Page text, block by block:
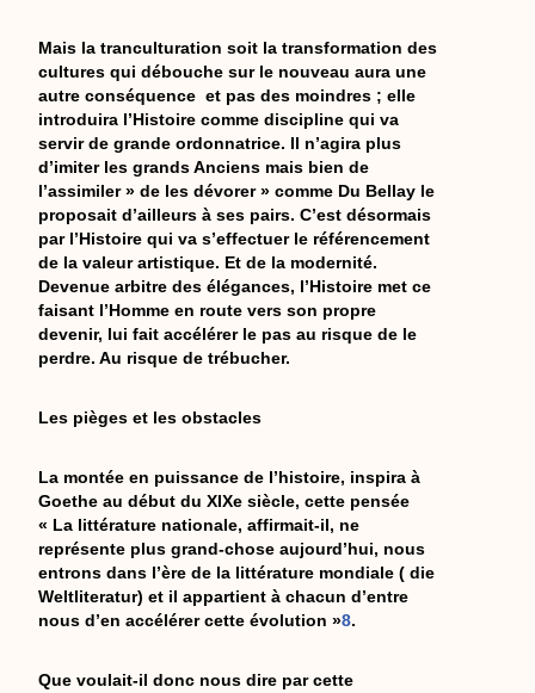
Mais la tranculturation soit la transformation des
cultures qui débouche sur le nouveau aura une
autre conséquence et pas des moindres ; elle
introduira l’Histoire comme discipline qui va
servir de grande ordonnatrice. Il n’agira plus
d’imiter les grands Anciens mais bien de
l’assimiler » de les dévorer » comme Du Bellay le
proposait d’ailleurs à ses pairs. C’est désormais
par l’Histoire qui va s’effectuer le référencement
de la valeur artistique. Et de la modernité.
Devenue arbitre des élégances, l’Histoire met ce
faisant l’Homme en route vers son propre
devenir, lui fait accélérer le pas au risque de le
perdre. Au risque de trébucher.
Les pièges et les obstacles
La montée en puissance de l’histoire, inspira à
Goethe au début du XIXe siècle, cette pensée
« La littérature nationale, affirmait-il, ne
représente plus grand-chose aujourd’hui, nous
entrons dans l’ère de la littérature mondiale ( die
Weltliteratur) et il appartient à chacun d’entre
nous d’en accélérer cette évolution »8.
Que voulait-il donc nous dire par cette